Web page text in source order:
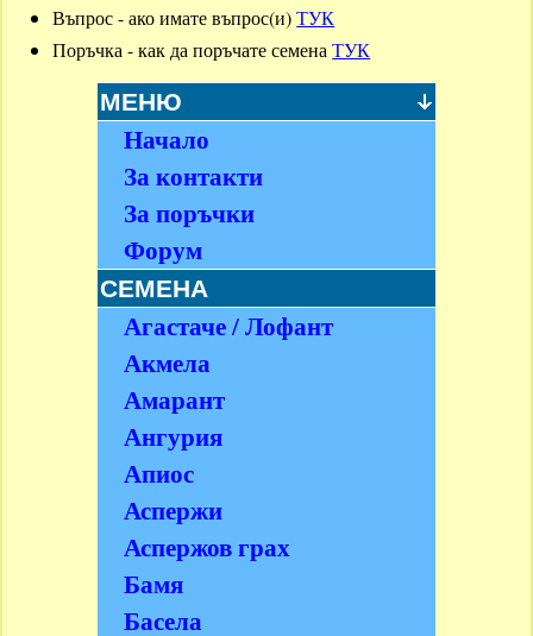
Въпрос - ако имате въпрос(и)ТУК
Поръчка - как да поръчате семенаТУК
МЕНЮ
Начало
За контакти
За поръчки
Форум
СЕМЕНА
Агастаче / Лофант
Акмела
Амарант
Ангурия
Апиос
Аспержи
Аспержов грах
Бамя
Басела